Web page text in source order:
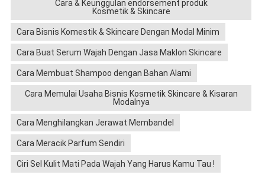
Cara & Keunggulan endorsement produk
Kosmetik & Skincare
Cara Bisnis Komestik & Skincare Dengan Modal Minim
Cara Buat Serum Wajah Dengan Jasa Maklon Skincare
Cara Membuat Shampoo dengan Bahan Alami
Cara Memulai Usaha Bisnis Kosmetik Skincare & Kisaran
Modalnya
Cara Menghilangkan Jerawat Membandel
Cara Meracik Parfum Sendiri
Ciri Sel Kulit Mati Pada Wajah Yang Harus Kamu Tau !